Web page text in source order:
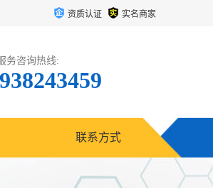
资质认证 实名商家
务咨询热线:
联系方式